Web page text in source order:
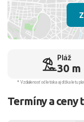
Pláž
30 m
* Vzdialenosť od letiska aj dľžka letu
Termíny a ceny